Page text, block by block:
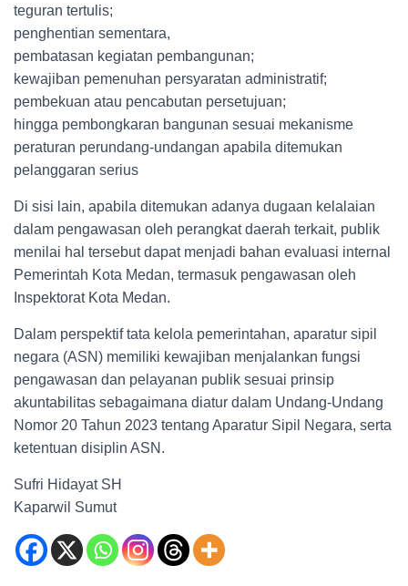
teguran tertulis;
penghentian sementara,
pembatasan kegiatan pembangunan;
kewajiban pemenuhan persyaratan administratif;
pembekuan atau pencabutan persetujuan;
hingga pembongkaran bangunan sesuai mekanisme
peraturan perundang-undangan apabila ditemukan
pelanggaran serius
Di sisi lain, apabila ditemukan adanya dugaan kelalaian
dalam pengawasan oleh perangkat daerah terkait, publik
menilai hal tersebut dapat menjadi bahan evaluasi internal
Pemerintah Kota Medan, termasuk pengawasan oleh
Inspektorat Kota Medan.
Dalam perspektif tata kelola pemerintahan, aparatur sipil
negara (ASN) memiliki kewajiban menjalankan fungsi
pengawasan dan pelayanan publik sesuai prinsip
akuntabilitas sebagaimana diatur dalam Undang-Undang
Nomor 20 Tahun 2023 tentang Aparatur Sipil Negara, serta
ketentuan disiplin ASN.
Sufri Hidayat SH
Kaparwil Sumut